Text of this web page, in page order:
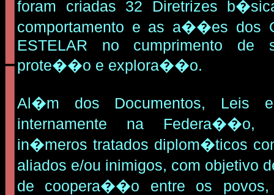
foram criadas 32 Diretrizes
comportamento e as a��es dos
ESTELAR no cumprimento de
prote��o e explora��o.
Al�m dos Documentos, Leis
internamente na Federa��o,
in�meros tratados diplom�ticos
aliados e/ou inimigos, com objetivo
de coopera��o entre os